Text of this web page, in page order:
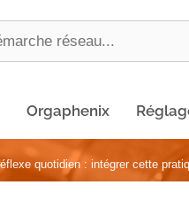
Orgaphenix
quotidien : intégrer cette